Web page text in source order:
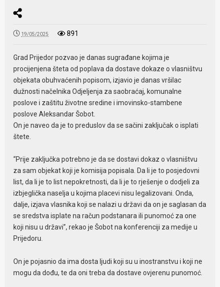
19/05/2025 891
Grad Prijedor pozvao je danas sugrađane kojima je
procijenjena šteta od poplava da dostave dokaze o vlasništvu
objekata obuhvaćenih popisom, izjavio je danas vršilac
dužnosti načelnika Odjeljenja za saobraćaj, komunalne
poslove i zaštitu životne sredine i imovinsko-stambene
poslove Aleksandar Šobot.
On je naveo da je to preduslov da se sačini zaključak o isplati
štete.
“Prije zaključka potrebno je da se dostavi dokaz o vlasništvu
za sam objekat koji je komisija popisala. Da li je to posjedovni
list, da li je to list nepokretnosti, da li je to rješenje o dodjeli za
izbjeglička naselja u kojima placevi nisu legalizovani. Onda,
dalje, izjava vlasnika koji se nalazi u državi da on je saglasan da
se sredstva isplate na račun podstanara ili punomoć za one
koji nisu u državi”, rekao je Šobot na konferenciji za medije u
Prijedoru.
On je pojasnio da ima dosta ljudi koji su u inostranstvu i koji ne
mogu da dođu, te da oni treba da dostave ovjerenu punomoć.